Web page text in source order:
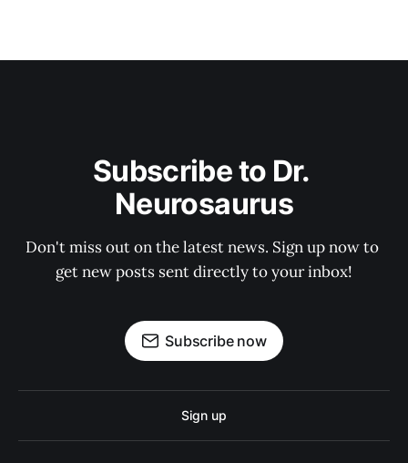
Subscribe to Dr.
Neurosaurus
Don't miss out on the latest news. Sign up now to
get new posts sent directly to your inbox!
Subscribe now
Sign up